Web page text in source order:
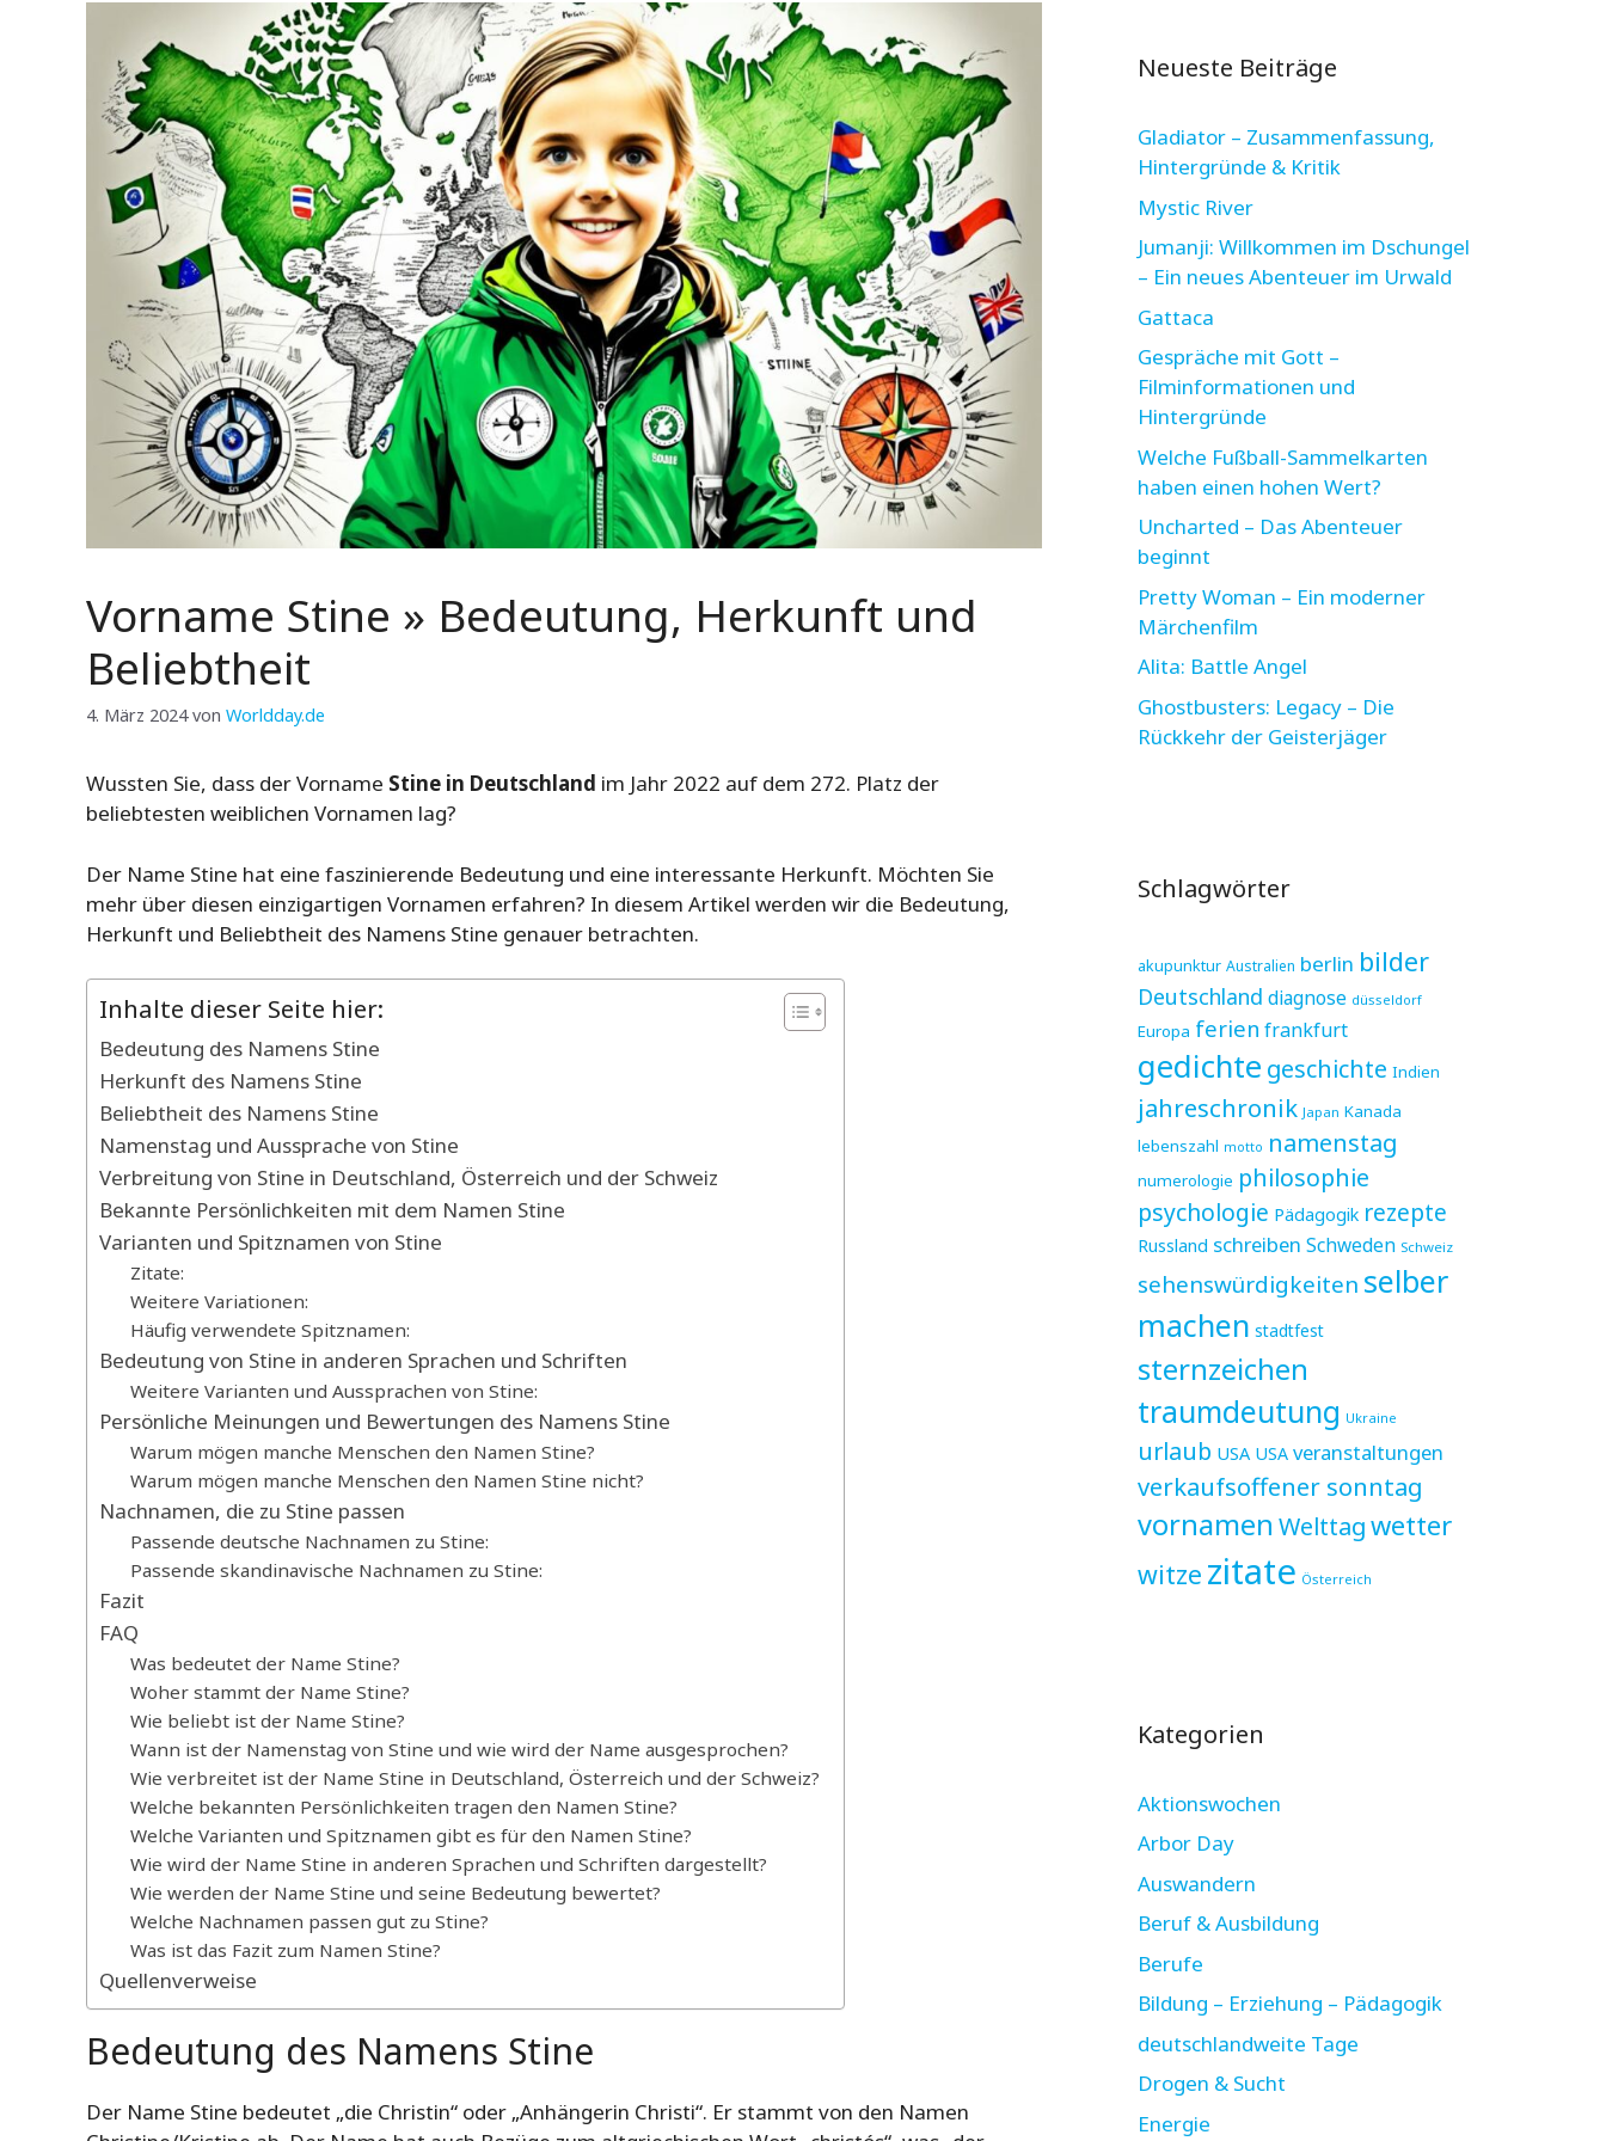
Vorname Stine » Bedeutung, Herkunft und
Beliebtheit
4. März 2024 von Worldday.de
Wussten Sie, dass der Vorname Stine in Deutschland im Jahr 2022 auf dem 272. Platz der
beliebtesten weiblichen Vornamen lag?
Der Name Stine hat eine faszinierende Bedeutung und eine interessante Herkunft. Möchten Sie
mehr über diesen einzigartigen Vornamen erfahren? In diesem Artikel werden wir die Bedeutung,
Herkunft und Beliebtheit des Namens Stine genauer betrachten.
Inhalte dieser Seite hier:
Bedeutung des Namens Stine
Herkunft des Namens Stine
Beliebtheit des Namens Stine
Namenstag und Aussprache von Stine
Verbreitung von Stine in Deutschland, Österreich und der Schweiz
Bekannte Persönlichkeiten mit dem Namen Stine
Varianten und Spitznamen von Stine
Zitate:
Weitere Variationen:
Häufig verwendete Spitznamen:
Bedeutung von Stine in anderen Sprachen und Schriften
Weitere Varianten und Aussprachen von Stine:
Persönliche Meinungen und Bewertungen des Namens Stine
Warum mögen manche Menschen den Namen Stine?
Warum mögen manche Menschen den Namen Stine nicht?
Nachnamen, die zu Stine passen
Passende deutsche Nachnamen zu Stine:
Passende skandinavische Nachnamen zu Stine:
Fazit
FAQ
Was bedeutet der Name Stine?
Woher stammt der Name Stine?
Wie beliebt ist der Name Stine?
Wann ist der Namenstag von Stine und wie wird der Name ausgesprochen?
Wie verbreitet ist der Name Stine in Deutschland, Österreich und der Schweiz?
Welche bekannten Persönlichkeiten tragen den Namen Stine?
Welche Varianten und Spitznamen gibt es für den Namen Stine?
Wie wird der Name Stine in anderen Sprachen und Schriften dargestellt?
Wie werden der Name Stine und seine Bedeutung bewertet?
Welche Nachnamen passen gut zu Stine?
Was ist das Fazit zum Namen Stine?
Quellenverweise
Bedeutung des Namens Stine
Der Name Stine bedeutet „die Christin“ oder „Anhängerin Christi“. Er stammt von den Namen
Neueste Beiträge
Gladiator – Zusammenfassung,
Hintergründe & Kritik
Mystic River
Jumanji: Willkommen im Dschungel
– Ein neues Abenteuer im Urwald
Gattaca
Gespräche mit Gott –
Filminformationen und
Hintergründe
Welche Fußball-Sammelkarten
haben einen hohen Wert?
Uncharted – Das Abenteuer
beginnt
Pretty Woman – Ein moderner
Märchenfilm
Alita: Battle Angel
Ghostbusters: Legacy – Die
Rückkehr der Geisterjäger
Schlagwörter
akupunktur Australien berlin bilder
Deutschland diagnose düsseldorf
Europa ferien frankfurt
gedichte geschichte Indien
jahreschronik Japan Kanada
lebenszahl motto namenstag
numerologie philosophie
psychologie Pädagogik rezepte
Russland schreiben Schweden Schweiz
sehenswürdigkeiten selber
machen stadtfest
sternzeichen
traumdeutung Ukraine
urlaub USA USA veranstaltungen
verkaufsoffener sonntag
vornamen Welttagwetter
witze zitate Österreich
Kategorien
Aktionswochen
Arbor Day
Auswandern
Beruf & Ausbildung
Berufe
Bildung – Erziehung – Pädagogik
deutschlandweite Tage
Drogen & Sucht
Energie